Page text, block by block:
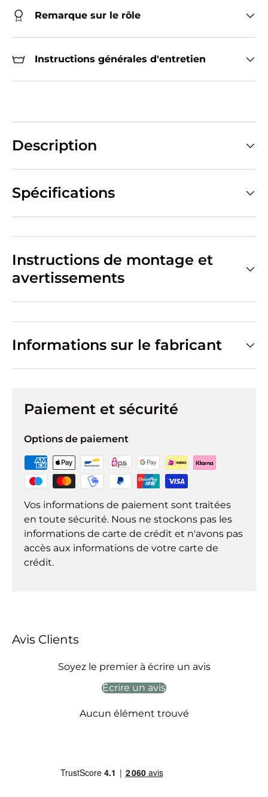
Remarque sur le rôle
Instructions générales d'entretien
Description
Spécifications
Instructions de montage et
avertissements
Informations sur le fabricant
Paiement et sécurité
Options de paiement
Vos informations de paiement sont traitées
en toute sécurité. Nous ne stockons pas les
informations de carte de crédit et n'avons pas
accès aux informations de votre carte de
crédit.
Avis Clients
Soyez le premier à écrire un avis
Écrire un avis
Aucun élément trouvé